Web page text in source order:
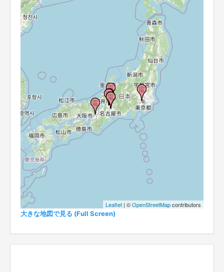
Leaflet | ©OpenStreetMapcontributors
大きな地図で見る (Full Screen)